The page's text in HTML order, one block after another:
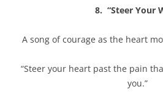
8. “Steer Your
A song of courage as the heart
“Steer your heart past the pain
you.”